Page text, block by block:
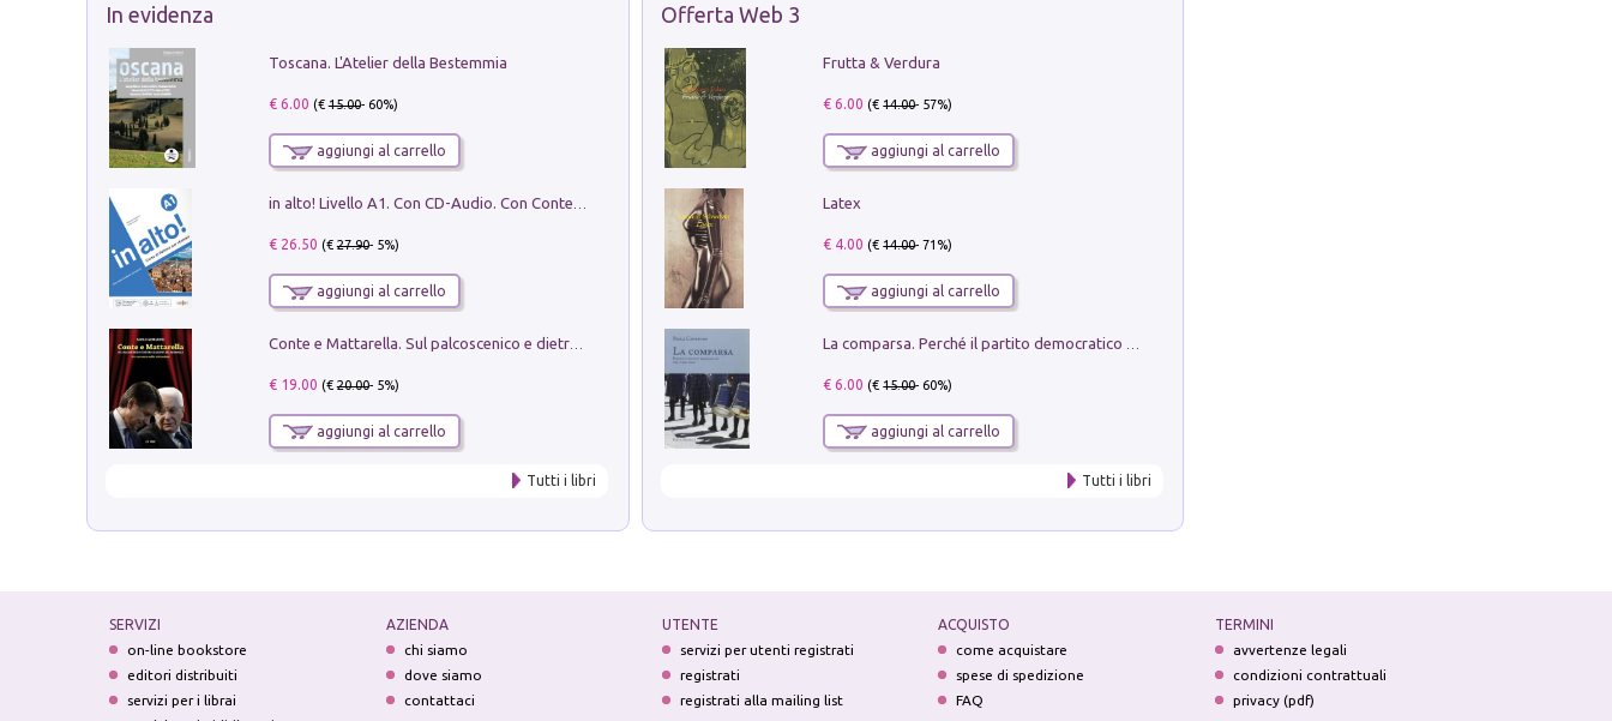
In evidenza
Toscana. L'Atelier della Bestemmia
€ 6.00 (€15.00- 60%)
aggiungi al carrello
€ 26.50 (€27.90- 5%)
aggiungi al carrello
Conte e Mattarella. Sul palcoscenico e dietro le quinte del Quirinale. Un racconto sulle istituzioni
€ 19.00 (€20.00- 5%)
aggiungi al carrello
Tutti i libri
Offerta Web 3
Frutta & Verdura
€ 6.00 (€14.00- 57%)
aggiungi al carrello
Latex
€ 4.00 (€14.00- 71%)
aggiungi al carrello
€ 6.00 (€15.00- 60%)
aggiungi al carrello
Tutti i libri
SERVIZI
on-line bookstore
editori distribuiti
servizi per i librai
AZIENDA
chi siamo
dove siamo
contattaci
UTENTE
servizi per utenti registrati
registrati
registrati alla mailing list
ACQUISTO
come acquistare
spese di spedizione
FAQ
TERMINI
avvertenze legali
condizioni contrattuali
privacy (pdf)